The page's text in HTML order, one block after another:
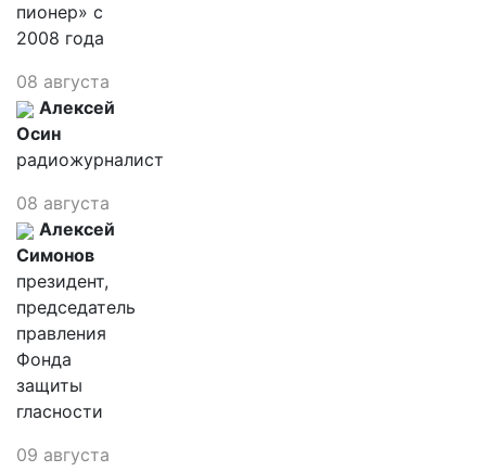
пионер» с
2008 года
08 августа
Алексей
Осин
радиожурналист
08 августа
Алексей
Симонов
президент,
председатель
правления
Фонда
защиты
гласности
09 августа